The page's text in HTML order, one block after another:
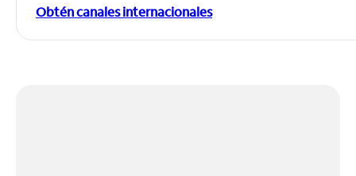
Obtén canales internacionales